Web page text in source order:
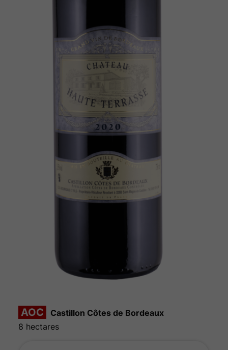
Castillon Côtes de Bordeaux
8 hectares